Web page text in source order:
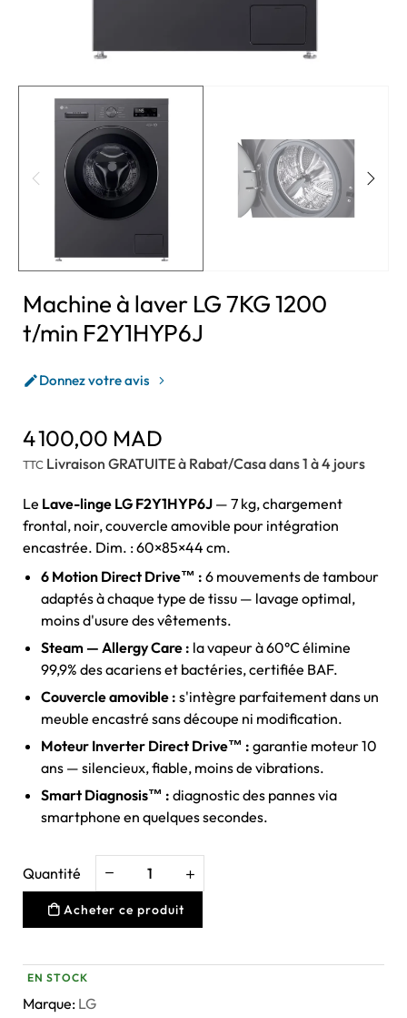
Machine à laver LG 7KG 1200
t/min F2Y1HYP6J
Donnez votre avis
4 100,00 MAD
TTC Livraison GRATUITE à Rabat/Casa dans 1 à 4 jours
Le Lave-linge LG F2Y1HYP6J — 7 kg, chargement
frontal, noir, couvercle amovible pour intégration
encastrée. Dim. : 60×85×44 cm.
6 Motion Direct Drive™ : 6 mouvements de tambour
adaptés à chaque type de tissu — lavage optimal,
moins d'usure des vêtements.
Steam — Allergy Care : la vapeur à 60°C élimine
99,9% des acariens et bactéries, certifiée BAF.
Couvercle amovible : s'intègre parfaitement dans un
meuble encastré sans découpe ni modification.
Moteur Inverter Direct Drive™ : garantie moteur 10
ans — silencieux, fiable, moins de vibrations.
Smart Diagnosis™ : diagnostic des pannes via
smartphone en quelques secondes.
Quantité
Acheter ce produit
EN STOCK
Marque: LG